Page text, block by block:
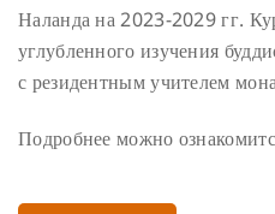
Наланда на 2023-2029 гг.
углубленного изучения
с резидентным учителем
Подробнее можно